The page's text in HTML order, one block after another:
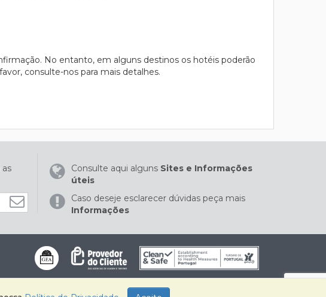
No entanto, em alguns destinos os hotéis poderão
consulte-nos para mais detalhes.
Consulte aqui alguns Sites e Informações
úteis
Caso deseje esclarecer dúvidas peça mais
Informações